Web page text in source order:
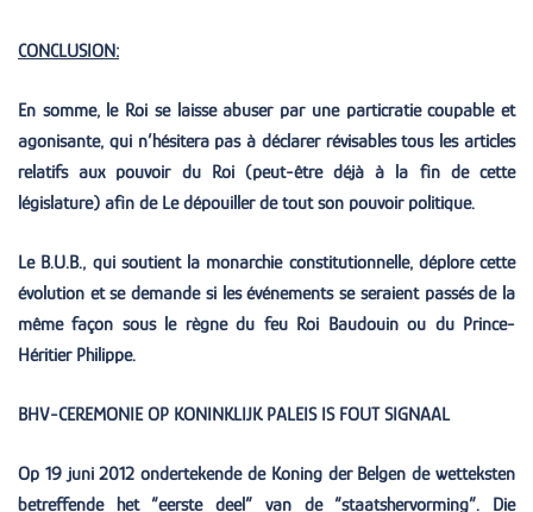
CONCLUSION:
En somme, le Roi se laisse abuser par une particratie coupable et
agonisante, qui n’hésitera pas à déclarer révisables tous les articles
relatifs aux pouvoir du Roi (peut-être déjà à la fin de cette
législature) afin de Le dépouiller de tout son pouvoir politique.
Le B.U.B., qui soutient la monarchie constitutionnelle, déplore cette
évolution et se demande si les événements se seraient passés de la
même façon sous le règne du feu Roi Baudouin ou du Prince-
Héritier Philippe.
BHV-CEREMONIE OP KONINKLIJK PALEIS IS FOUT SIGNAAL
Op 19 juni 2012 ondertekende de Koning der Belgen de wetteksten
betreffende het “eerste deel” van de “staatshervorming”. Die